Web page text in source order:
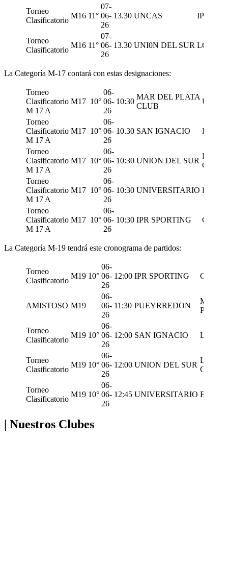
Torneo
Clasificatorio
M16 11°
07-
06-
26
13.30 UNCAS IPR
Torneo
Clasificatorio
M16 11°
07-
06-
26
13.30 UNI0N DEL SUR LOS 50
La Categoría M-17 contará con estas designaciones:
Torneo
Clasificatorio
M 17 A
M17 10°
06-
06-
26
10:30
MAR DEL PLATA
CLUB
Torneo
Clasificatorio
M 17 A
M17 10°
06-
06-
26
10.30 SAN IGNACIO LOS 50
Torneo
Clasificatorio
M 17 A
M17 10°
06-
06-
26
10:30 UNION DEL SUR
LOS
Torneo
Clasificatorio
M 17 A
M17 10°
06-
06-
26
10:30 UNIVERSITARIO BIGUA
Torneo
Clasificatorio
M 17 A
M17 10°
06-
06-
26
10:30 IPR SPORTING
La Categoría M-19 tendrá este cronograma de partidos:
Torneo
Clasificatorio
M19 10°
06-
06-
26
12:00 IPR SPORTING
AMISTOSO M19
06-
06-
26
11:30 PUEYRREDON
MAR
PLATA
Torneo
Clasificatorio
M19 10°
06-
06-
26
12:00 SAN IGNACIO LOS 50
Torneo
Clasificatorio
M19 10°
06-
06-
26
12:00 UNION DEL SUR
LOS
Torneo
Clasificatorio
M19 10°
06-
06-
26
12:45 UNIVERSITARIO BIGUA
| Nuestros Clubes